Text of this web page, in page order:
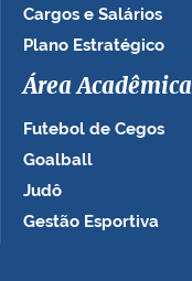
Cargos e Salários
Plano Estratégico
Área Acadêmica
Futebol de Cegos
Goalball
Judô
Gestão Esportiva